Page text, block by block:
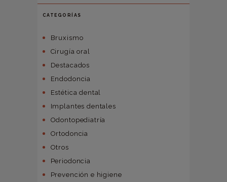
CATEGORÍAS
Bruxismo
Cirugía oral
Destacados
Endodoncia
Estética dental
Implantes dentales
Odontopediatría
Ortodoncia
Otros
Periodoncia
Prevención e higiene